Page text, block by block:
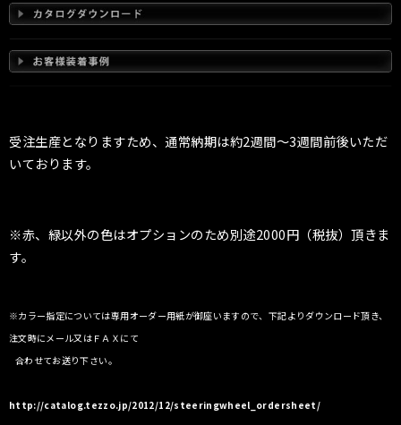
受注生産となりますため、通常納期は約2週間〜3週間前後いただ
いております。
※赤、緑以外の色はオプションのため別途2000円（税抜）頂きま
す。
※カラー指定については専用オーダー用紙が御座いますので、下記よりダウンロード頂き、
注文時にメール又はＦＡＸにて
合わせてお送り下さい。
http://catalog.tezzo.jp/2012/12/steeringwheel_ordersheet/